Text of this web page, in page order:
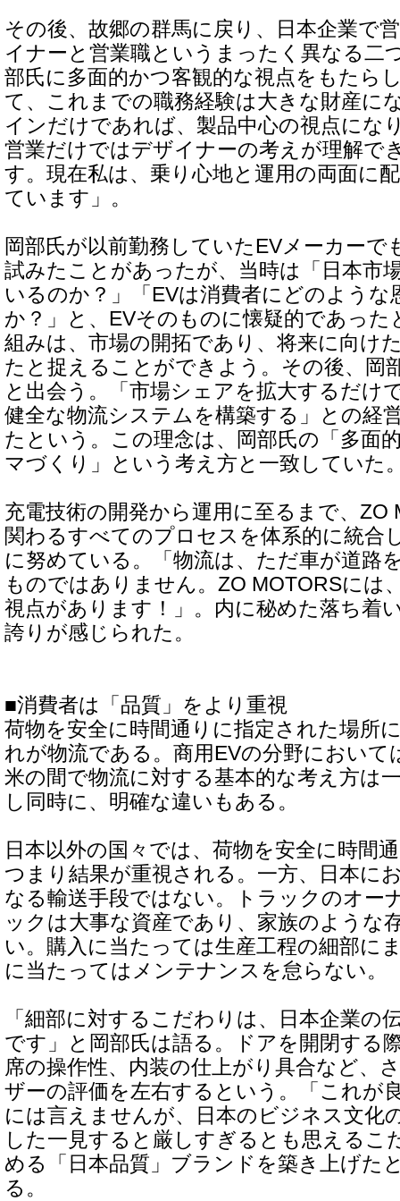
その後、故郷の群馬に戻り、日本企業で
イナーと営業職というまったく異なる二
部氏に多面的かつ客観的な視点をもたら
て、これまでの職務経験は大きな財産に
インだけであれば、製品中心の視点にな
営業だけではデザイナーの考えが理解で
す。現在私は、乗り心地と運用の両面に
ています」。
岡部氏が以前勤務していたEVメーカーで
試みたことがあったが、当時は「日本市
いるのか？」「EVは消費者にどのような
か？」と、EVそのものに懐疑的であった
組みは、市場の開拓であり、将来に向け
たと捉えることができよう。その後、岡
と出会う。「市場シェアを拡大するだけ
健全な物流システムを構築する」との経
たという。この理念は、岡部氏の「多面
マづくり」という考え方と一致していた
充電技術の開発から運用に至るまで、ZO
関わるすべてのプロセスを体系的に統合
に努めている。「物流は、ただ車が道路
ものではありません。ZO MOTORSには
視点があります！」。内に秘めた落ち着
誇りが感じられた。
■消費者は「品質」をより重視
荷物を安全に時間通りに指定された場
れが物流である。商用EVの分野において
米の間で物流に対する基本的な考え方は
し同時に、明確な違いもある。
日本以外の国々では、荷物を安全に時間
つまり結果が重視される。一方、日本に
なる輸送手段ではない。トラックのオー
ックは大事な資産であり、家族のような
い。購入に当たっては生産工程の細部に
に当たってはメンテナンスを怠らない。
「細部に対するこだわりは、日本企業の
です」と岡部氏は語る。ドアを開閉する
席の操作性、内装の仕上がり具合など、
ザーの評価を左右するという。「これが
には言えませんが、日本のビジネス文化
した一見すると厳しすぎるとも思えるこ
める「日本品質」ブランドを築き上げた
る。